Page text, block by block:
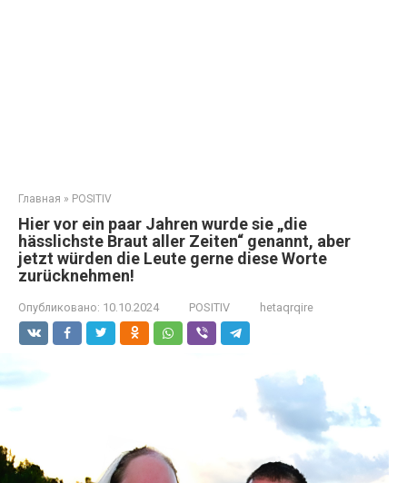
Главная » POSITIV
Hier vor ein paar Jahren wurde sie „die
hässlichste Braut aller Zeiten“ genannt, aber
jetzt würden die Leute gerne diese Worte
zurücknehmen!
Опубликовано: 10.10.2024 POSITIV hetaqrqire